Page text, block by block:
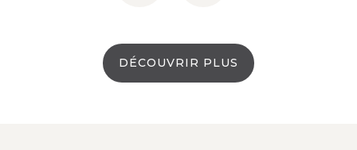
DÉCOUVRIR PLUS